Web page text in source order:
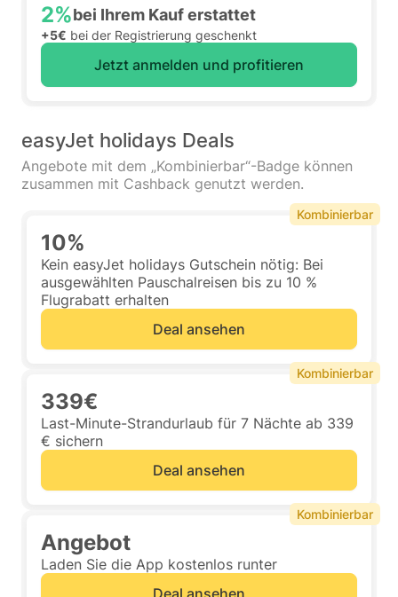
2%bei Ihrem Kauf erstattet
+5€ bei der Registrierung geschenkt
Jetzt anmelden und profitieren
easyJet holidays Deals
Angebote mit dem „Kombinierbar“-Badge können
zusammen mit Cashback genutzt werden.
10%
Kein easyJet holidays Gutschein nötig: Bei
ausgewählten Pauschalreisen bis zu 10 %
Flugrabatt erhalten
Deal ansehen
Kombinierbar
339€
Last-Minute-Strandurlaub für 7 Nächte ab 339
€ sichern
Deal ansehen
Kombinierbar
Angebot
Laden Sie die App kostenlos runter
Deal ansehen
Kombinierbar